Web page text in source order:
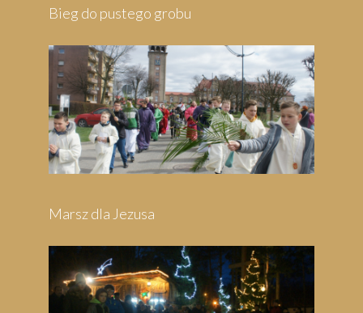
Pielgrzymka do Wejherowa
Pielgrzymka do Swarzewa